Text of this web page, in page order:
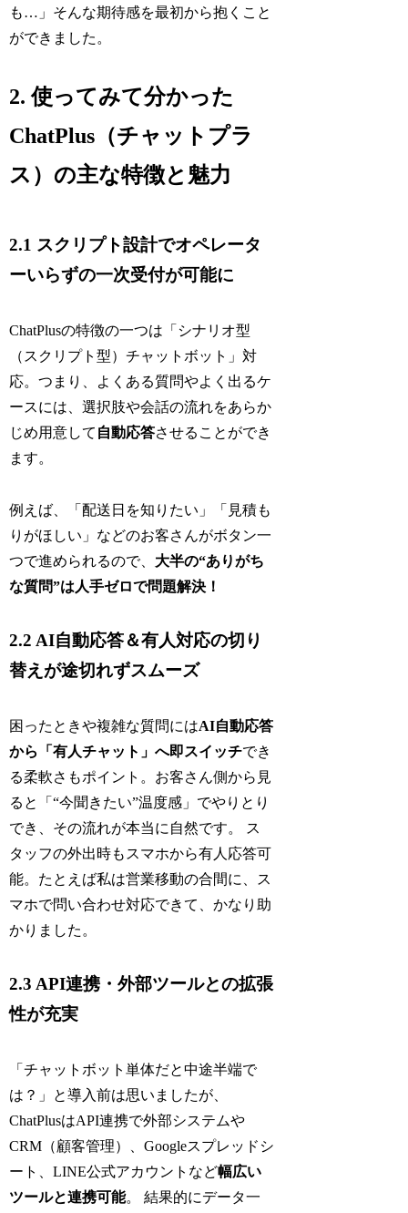
も…」そんな期待感を最初から抱くこと
ができました。
2. 使ってみて分かった
ChatPlus（チャットプラ
ス）の主な特徴と魅力
2.1 スクリプト設計でオペレータ
ーいらずの一次受付が可能に
ChatPlusの特徴の一つは「シナリオ型
（スクリプト型）チャットボット」対
応。つまり、よくある質問やよく出るケ
ースには、選択肢や会話の流れをあらか
じめ用意して 自動応答させることができ
ます。
例えば、「配送日を知りたい」「見積も
りがほしい」などのお客さんがボタン一
つで進められるので、 大半の“ありがち
な質問”は人手ゼロで問題解決！
2.2 AI自動応答＆有人対応の切り
替えが途切れずスムーズ
困ったときや複雑な質問にはAI自動応答
から「有人チャット」へ即スイッチでき
る柔軟さもポイント。お客さん側から見
ると「“今聞きたい”温度感」でやりとり
でき、その流れが本当に自然です。 ス
タッフの外出時もスマホから有人応答可
能。たとえば私は営業移動の合間に、ス
マホで問い合わせ対応できて、かなり助
かりました。
2.3 API連携・外部ツールとの拡張
性が充実
「チャットボット単体だと中途半端で
は？」と導入前は思いましたが、
ChatPlusはAPI連携で外部システムや
CRM（顧客管理）、Googleスプレッドシ
ート、LINE公式アカウントなど幅広い
ツールと連携可能。 結果的にデータ一